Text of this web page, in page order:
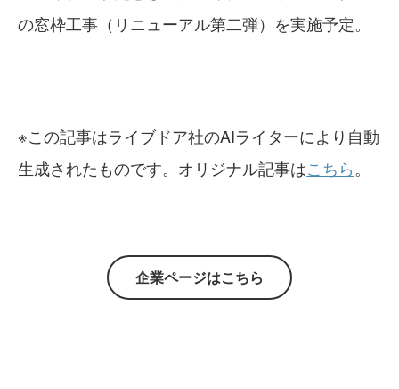
の窓枠工事（リニューアル第二弾）を実施予定。
※この記事はライブドア社のAIライターにより自動
生成されたものです。オリジナル記事はこちら。
企業ページはこちら